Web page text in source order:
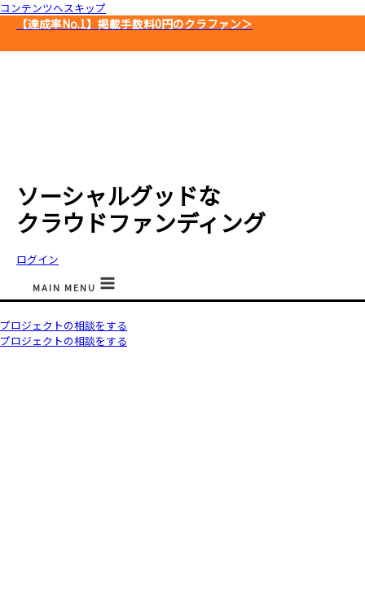
コンテンツへスキップ
【達成率No.1】 掲載手数料0円のクラファン＞
ソーシャルグッドな
クラウドファンディング
ログイン
MAIN MENU
プロジェクトの相談をする
プロジェクトの相談をする